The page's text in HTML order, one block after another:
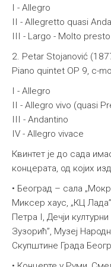
I - Allegro
II - Allegretto quasi
III - Largo - Molto presto
2. Petar Stojanović
Piano quintet OP 9, c-
I - Allegro
II - Allegro vivo (quasi
III - Andantino
IV - Allegro vivace
Квинтет је до сада
концерата, од којих
• Београд – сала
Миксер хаус, „КЦ
Петра I, Дечји
Зузорић”, Музеј
Скупштине Града